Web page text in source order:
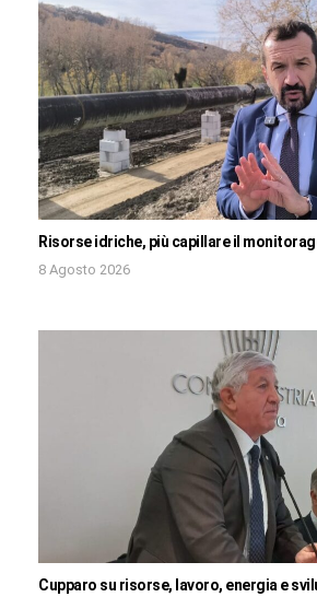
Risorse idriche, più capillare il
8 Agosto 2026
Cupparo su risorse, lavoro, energia e